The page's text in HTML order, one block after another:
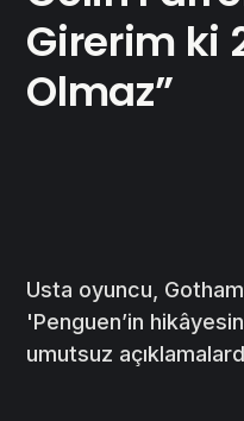
Girerim ki
Olmaz”
Usta oyuncu,
'Penguen’in
umutsuz